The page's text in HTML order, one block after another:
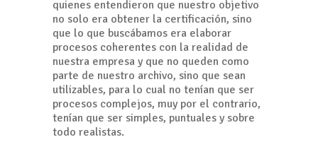
quienes entendieron que nuestro objetivo
no solo era obtener la certificación, sino
que lo que buscábamos era elaborar
procesos coherentes con la realidad de
nuestra empresa y que no queden como
parte de nuestro archivo, sino que sean
utilizables, para lo cual no tenían que ser
procesos complejos, muy por el contrario,
tenían que ser simples, puntuales y sobre
todo realistas.